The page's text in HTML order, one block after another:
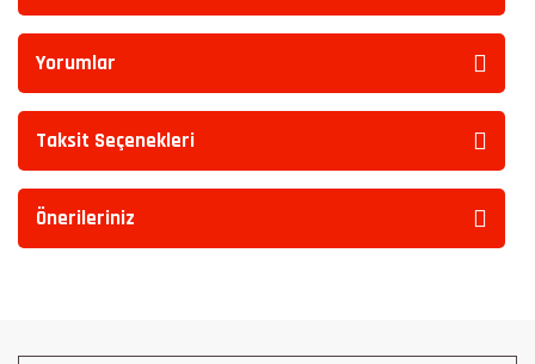
Yorumlar
Taksit Seçenekleri
Önerileriniz